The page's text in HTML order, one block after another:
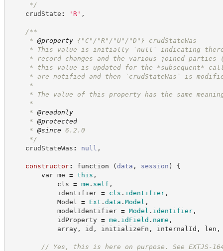
*/
crudState : ' R' ,
/**
* @property {"C"/"R"/"U"/"D"} crudStateWas
* This value is initially `null` indicating there is
* record changes and the various joined parties
* this value is updated for the *subsequent*
* are notified and then `crudStateWas` is
*
* The value of this property has the same
*
* @readonly
* @protected
* @since 6.2.0
*/
crudStateWas : null ,
constructor: function (data , session )
{
var me = this ,
cls = me . self ,
identifier = cls . identifier,
Model = Ext . data . Model ,
modelIdentifier = Model . identifier,
idProperty = me . idField . name ,
array, id , initializeFn , internalId , len ,
// Yes, this is here on purpose. See EXTJS-